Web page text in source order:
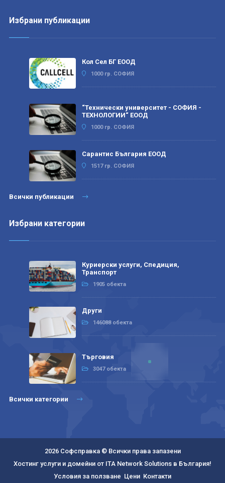
Избрани публикации
Кол Сел БГ ЕООД
1000 гр. СОФИЯ
“Технически университет - СОФИЯ -
ТЕХНОЛОГИИ“ ЕООД
1000 гр. СОФИЯ
Сарантис България ЕООД
1517 гр. СОФИЯ
Всички публикации
Избрани категории
Куриерски услуги, Спедиция,
Транспорт
1905 обекта
Други
146088 обекта
Търговия
3047 обекта
Всички категории
2026 Софсправка © Всички права запазени
Хостинг услуги и домейни от ITA Network Solutions в България!
Условия за ползване Цени Контакти